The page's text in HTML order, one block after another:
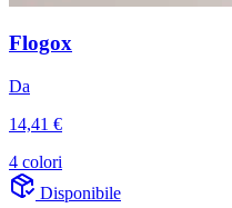
Flogox
Da
14,41 €
4 colori
Disponibile